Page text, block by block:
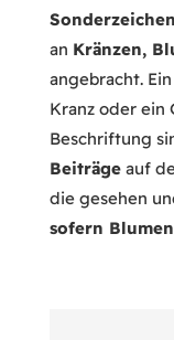
Sonderzeichen
an Kränzen,
angebracht.
Kranz oder ein
Beschriftung
Beiträgeauf
die gesehen
sofern Blumen